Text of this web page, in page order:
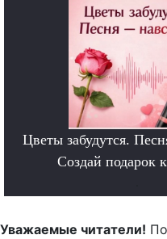
Цветы забудутся.
Создай подарок
Уважаемые читатели!